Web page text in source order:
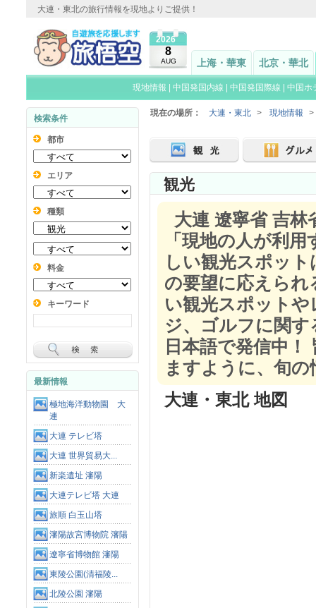
大連・東北の旅行情報を現地よりご提供！
2026
8
AUG 上海・華東 北京・華北
現地情報 中国発国内線 中国発国際線 中国ホ
検索条件
都市
エリア
種類
料金
キーワード
最新情報
極地海洋動物園 大
連
大連 テレビ塔
大連 世界貿易大...
新楽遺址 瀋陽
大連テレビ塔 大連
旅順 白玉山塔
瀋陽故宮博物院 瀋陽
遼寧省博物館 瀋陽
東陵公園(清福陵...
北陵公園 瀋陽
現在の場所： 大連・東北 > 現地情報 >
観光
大連 遼寧省 吉林
「現地の人が利
しい観光スポッ
の要望に応えら
い観光スポット
ジ、ゴルフに関
日本語で発信中
ますように、旬
大連・東北 地図